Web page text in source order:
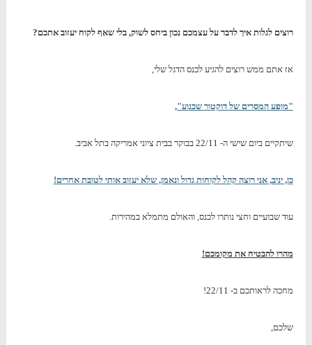
רוצים לגלות איך לדבר על עצמכם נכון ביחס לשוק, בלי שאף לקוח יעזוב אתכם?
אז אתם ממש רוצים להגיע לכנס הדגל שלי,
"מופע המסרים של דוקטור שכנוע",
שיתקיים ביום שישי ה- 22/11 בבוקר בבית ציוני אמריקה בתל אביב.
כן, יניב, אני רוצה קהל לקוחות גדול ונאמן, שלא יעזוב אותי לטובת אחרים!
עוד שבועיים וחצי נותרו לכנס, והאולם מתמלא במהירות.
מהרו להבטיח את מקומכם!
מחכה לראותכם ב- 22/11!
שלכם,